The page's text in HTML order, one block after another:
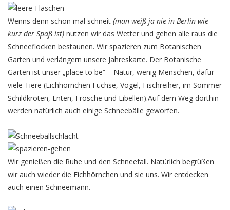
Wenns denn schon mal schneit (man weiß ja nie in Berlin wie
kurz der Spaß ist) nutzen wir das Wetter und gehen alle raus die
Schneeflocken bestaunen. Wir spazieren zum Botanischen
Garten und verlängern unsere Jahreskarte. Der Botanische
Garten ist unser „place to be“ – Natur, wenig Menschen, dafür
viele Tiere (Eichhörnchen Füchse, Vögel, Fischreiher, im Sommer
Schildkröten, Enten, Frösche und Libellen).Auf dem Weg dorthin
werden natürlich auch einige Schneebälle geworfen.
Wir genießen die Ruhe und den Schneefall. Natürlich begrüßen
wir auch wieder die Eichhörnchen und sie uns. Wir entdecken
auch einen Schneemann.